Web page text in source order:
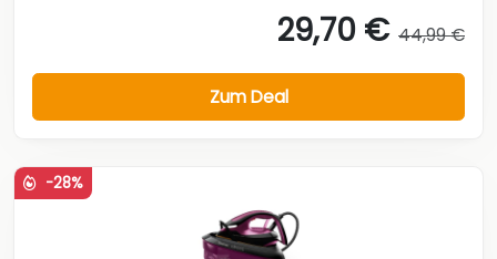
29,70 € 44,99 €
Zum Deal
-28%